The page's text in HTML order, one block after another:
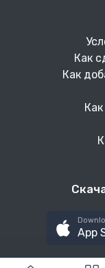
Как
Как
App